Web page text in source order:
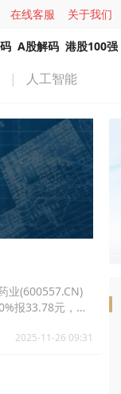
在线客服 关于我们
A股解码 港股100强
| 人工智能
业(600557.CN)
报33.78元，康
2025-11-26 09:31